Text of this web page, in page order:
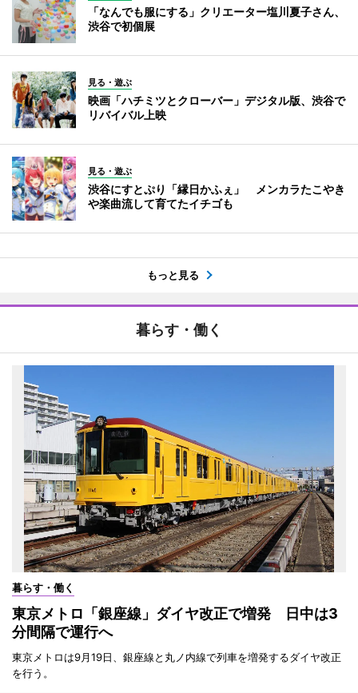
「なんでも服にする」クリエーター塩川夏子さん、
渋谷で初個展
見る・遊ぶ
映画「ハチミツとクローバー」デジタル版、渋谷で
リバイバル上映
見る・遊ぶ
渋谷にすとぷり「縁日かふぇ」 メンカラたこやき
や楽曲流して育てたイチゴも
もっと見る
暮らす・働く
暮らす・働く
東京メトロ「銀座線」ダイヤ改正で増発 日中は3
分間隔で運行へ
東京メトロは9月19日、銀座線と丸ノ内線で列車を増発するダイヤ改正
を行う。